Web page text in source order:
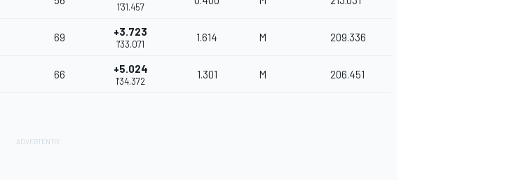
1'31.457
69 +3.723
1'33.071
1.614 M 209.336
66 +5.024
1'34.372
1.301 M 206.451